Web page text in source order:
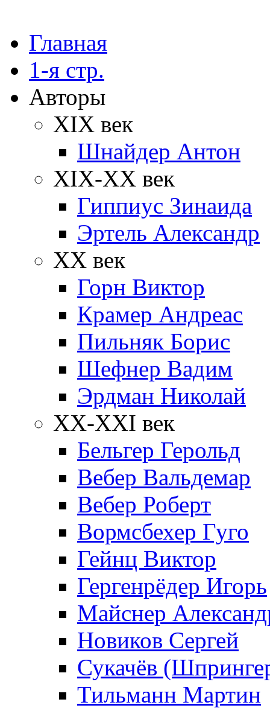
Главная
1-я стр.
Авторы
XIX век
Шнайдер Антон
XIX-XX век
Гиппиус Зинаида
Эртель Александр
XX век
Горн Виктор
Крамер Андреас
Пильняк Борис
Шефнер Вадим
Эрдман Николай
ХХ-XXI век
Бельгер Герольд
Вебер Вальдемар
Вебер Роберт
Вормсбехер Гуго
Гейнц Виктор
Гергенрёдер Игорь
Майснер
Новиков Сергей
Сукачёв
Тильманн Мартин